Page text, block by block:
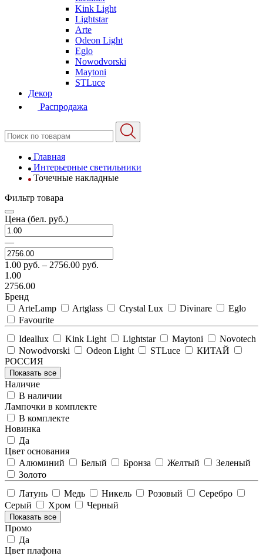
Kink Light
Lightstar
Arte
Odeon Light
Eglo
Nowodvorski
Maytoni
STLuce
Декор
Распродажа
Главная
Интерьерные светильники
Точечные накладные
Фильтр товара
Цена (бел. руб.)
—
1.00 руб. – 2756.00 руб.
1.00
2756.00
Бренд
ArteLamp
Artglass Crystal Lux Divinare
Eglo
Favourite
Ideallux
Kink Light Lightstar Maytoni
Novotech
Nowodvorski
Odeon Light STLuce
КИТАЙ
РОССИЯ
Показать все
Наличие
В наличии
Лампочки в комплекте
В комплекте
Новинка
Да
Цвет основания
Алюминий
Белый Бронза Желтый
Зеленый
Золото
Латунь
Медь Никель Розовый
Серебро
Серый
Хром Черный
Показать все
Промо
Да
Цвет плафона